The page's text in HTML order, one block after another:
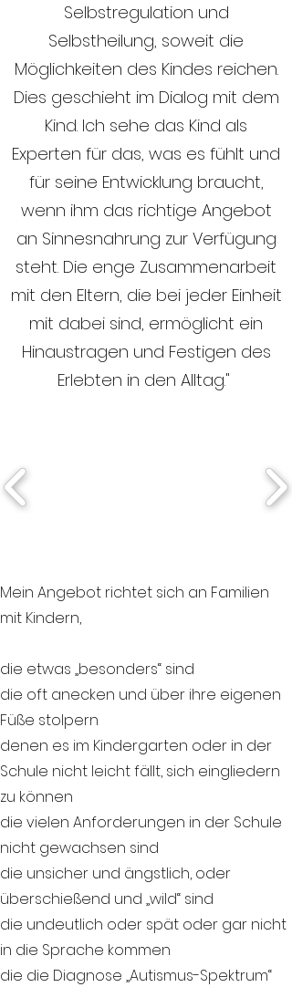
Selbstregulation und
Selbstheilung, soweit die
Möglichkeiten des Kindes reichen.
Dies geschieht im Dialog mit dem
Kind. Ich sehe das Kind als
Experten für das, was es fühlt und
für seine Entwicklung braucht,
wenn ihm das richtige Angebot
an Sinnesnahrung zur Verfügung
steht. Die enge Zusammenarbeit
mit den Eltern, die bei jeder Einheit
mit dabei sind, ermöglicht ein
Hinaustragen und Festigen des
Erlebten in den Alltag."
Mein Angebot richtet sich an Familien
mit Kindern,
die etwas „besonders“ sind
die oft anecken und über ihre eigenen
Füße stolpern
denen es im Kindergarten oder in der
Schule nicht leicht fällt, sich eingliedern
zu können
die vielen Anforderungen in der Schule
nicht gewachsen sind
die unsicher und ängstlich, oder
überschießend und „wild“ sind
die undeutlich oder spät oder gar nicht
in die Sprache kommen
die die Diagnose „Autismus-Spektrum“